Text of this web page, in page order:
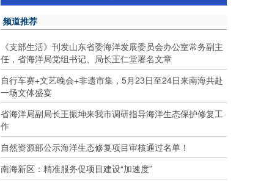
频道推荐
《支部生活》刊发山东省委海洋发展委员会办公室常务副主
任，省海洋局党组书记、局长王仁堂署名文章
自行车赛+文艺晚会+非遗市集，5月23日至24日来南海共赴
一场文体盛宴
省海洋局副局长王振坤来我市调研指导海洋生态保护修复工
作
自然资源部公示海洋生态修复项目审核通过名单！
南海新区：精准服务促项目建设“加速度”